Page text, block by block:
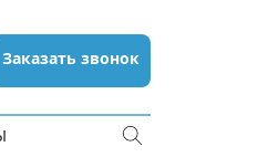
Заказать звонок